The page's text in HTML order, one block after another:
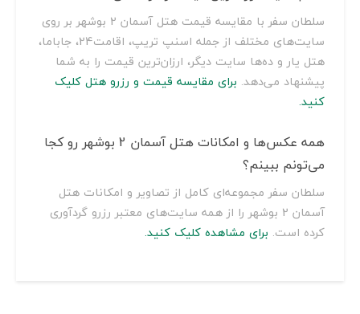
سلطان سفر با مقایسه قیمت هتل آسمان 2 بوشهر بر روی
سایت‌های مختلف از جمله اسنپ تریپ، اقامت24، جاباما،
هتل یار و ده‌ها سایت دیگر، ارزان‌ترین قیمت را به شما
پیشنهاد می‌دهد. برای مقایسه قیمت و رزرو هتل کلیک
کنید.
همه عکس‌ها و امکانات هتل آسمان 2 بوشهر رو کجا
می‌تونم ببینم؟
سلطان سفر مجموعه‌ای کامل از تصاویر و امکانات هتل
آسمان 2 بوشهر را از همه سایت‌های معتبر رزرو گردآوری
کرده است. برای مشاهده کلیک کنید.